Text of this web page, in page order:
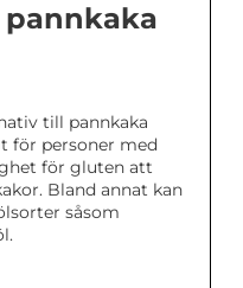
till pannkaka
för personer med
för gluten att
Bland annat kan
såsom